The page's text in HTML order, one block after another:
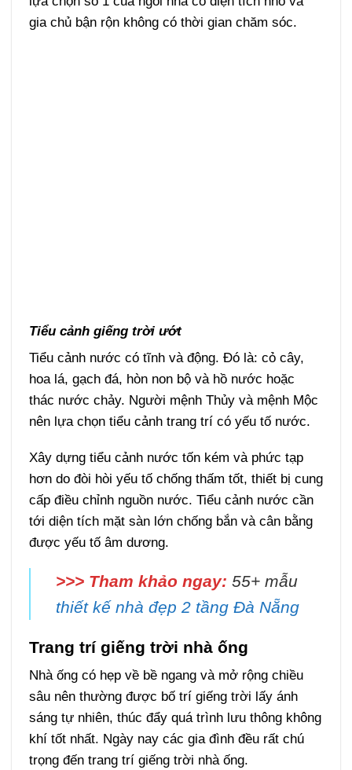
gia chủ bận rộn không có thời gian chăm sóc.
Tiểu cảnh giếng trời ướt
Tiểu cảnh nước có tĩnh và động. Đó là: cỏ cây,
hoa lá, gạch đá, hòn non bộ và hồ nước hoặc
thác nước chảy. Người mệnh Thủy và mệnh Mộc
nên lựa chọn tiểu cảnh trang trí có yếu tố nước.
Xây dựng tiểu cảnh nước tốn kém và phức tạp
hơn do đòi hòi yếu tố chống thấm tốt, thiết bị cung
cấp điều chỉnh nguồn nước. Tiểu cảnh nước cần
tới diện tích mặt sàn lớn chống bắn và cân bằng
được yếu tố âm dương.
>>> Tham khảo ngay: 55+ mẫu
thiết kế nhà đẹp 2 tầng Đà Nẵng
Trang trí giếng trời nhà ống
Nhà ống có hẹp về bề ngang và mở rộng chiều
sâu nên thường được bố trí giếng trời lấy ánh
sáng tự nhiên, thúc đẩy quá trình lưu thông không
khí tốt nhất. Ngày nay các gia đình đều rất chú
trọng đến trang trí giếng trời nhà ống.